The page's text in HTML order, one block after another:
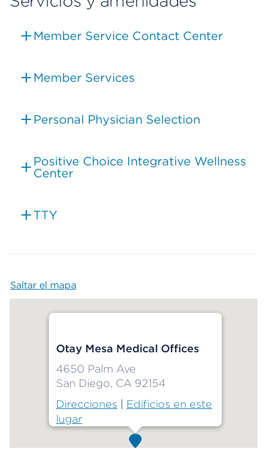
Member Service Contact Center
Member Services
Personal Physician Selection
Positive Choice Integrative Wellness
Center
TTY
Saltar el mapa
Otay Mesa Medical Offices
4650 Palm Ave
San Diego, CA 92154
Direcciones
Edificios en este
lugar